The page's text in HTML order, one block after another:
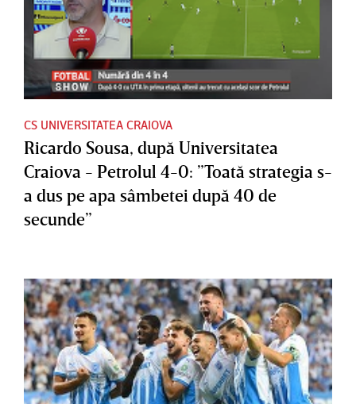
CS UNIVERSITATEA CRAIOVA
Ricardo Sousa, după Universitatea
Craiova - Petrolul 4-0: ”Toată strategia s-
a dus pe apa sâmbetei după 40 de
secunde”